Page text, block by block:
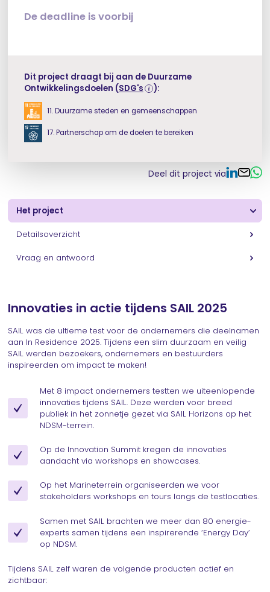
De deadline is voorbij
Dit project draagt bij aan de Duurzame
Ontwikkelingsdoelen (SDG's ):
11. Duurzame steden en gemeenschappen
17. Partnerschap om de doelen te bereiken
Deel dit project via
Het project
Detailsoverzicht
Vraag en antwoord
Innovaties in actie tijdens SAIL 2025
SAIL was de ultieme test voor de ondernemers die deelnamen
aan In Residence 2025. Tijdens een slim duurzaam en veilig
SAIL werden bezoekers, ondernemers en bestuurders
inspireerden om impact te maken!
Met 8 impact ondernemers testten we uiteenlopende
innovaties tijdens SAIL. Deze werden voor breed
publiek in het zonnetje gezet via SAIL Horizons op het
NDSM-terrein.
Op de Innovation Summit kregen de innovaties
aandacht via workshops en showcases.
Op het Marineterrein organiseerden we voor
stakeholders workshops en tours langs de testlocaties.
Samen met SAIL brachten we meer dan 80 energie-
experts samen tijdens een inspirerende ‘Energy Day’
op NDSM.
Tijdens SAIL zelf waren de volgende producten actief en
zichtbaar: